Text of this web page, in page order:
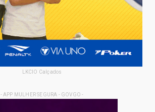
LKCIO Calçados
- APP MULHER SEGURA - GOVGO -